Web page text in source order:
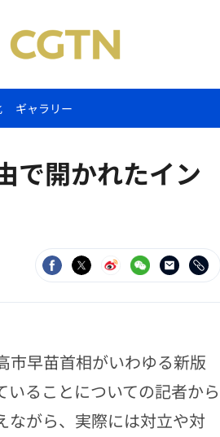
ギャラリー
で開かれたイン
市早苗首相がいわゆる新版
ることについての記者から
ながら、実際には対立や対